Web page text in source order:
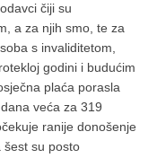
čiji su
a za njih smo, te za
s invaliditetom,
godini i budućim
plaća porasla
veća za 319
ranije donošenje
šest su posto